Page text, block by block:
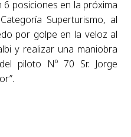
posiciones en la próxima
Superturismo, al
por golpe en la veloz al
y realizar una maniobra
piloto Nº 70 Sr. Jorge